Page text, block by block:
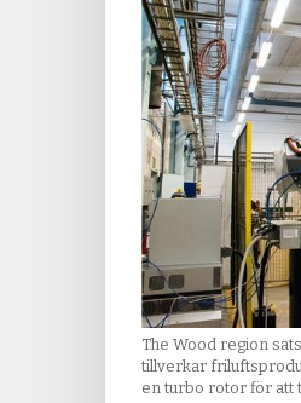
The Wood region
tillverkar
en turbo rotor för att